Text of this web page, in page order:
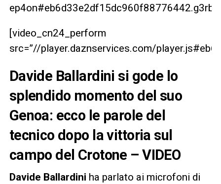
[video_cn24_perform
src=”//player.daznservices.com/
Davide Ballardini si gode lo
splendido momento del suo
Genoa: ecco le parole del
tecnico dopo la vittoria sul
campo del Crotone – VIDEO
Davide Ballardini ha parlato ai microfoni di